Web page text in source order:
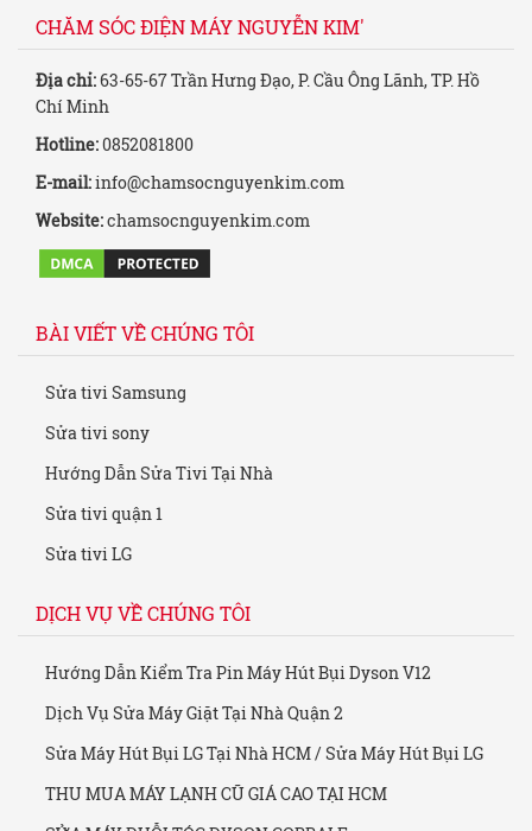
CHĂM SÓC ĐIỆN MÁY NGUYỄN KIM'
Địa chỉ:63-65-67 Trần Hưng Đạo, P. Cầu Ông Lãnh, TP. Hồ
Chí Minh
Hotline:0852081800
E-mail:info@chamsocnguyenkim.com
Website:chamsocnguyenkim.com
BÀI VIẾT VỀ CHÚNG TÔI
Sửa tivi Samsung
Sửa tivi sony
Hướng Dẫn Sửa Tivi Tại Nhà
Sửa tivi quận 1
Sửa tivi LG
DỊCH VỤ VỀ CHÚNG TÔI
Hướng Dẫn Kiểm Tra Pin Máy Hút Bụi Dyson V12
Dịch Vụ Sửa Máy Giặt Tại Nhà Quận 2
Sửa Máy Hút Bụi LG Tại Nhà HCM / Sửa Máy Hút Bụi LG
THU MUA MÁY LẠNH CŨ GIÁ CAO TẠI HCM